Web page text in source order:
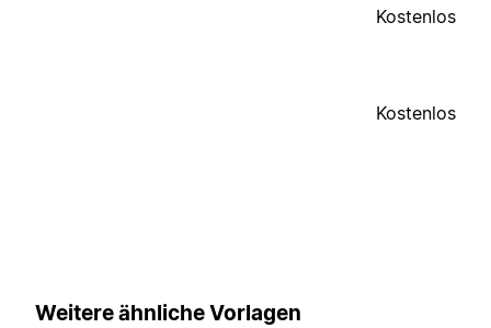
Kostenlos
Kostenlos
Weitere ähnliche Vorlagen